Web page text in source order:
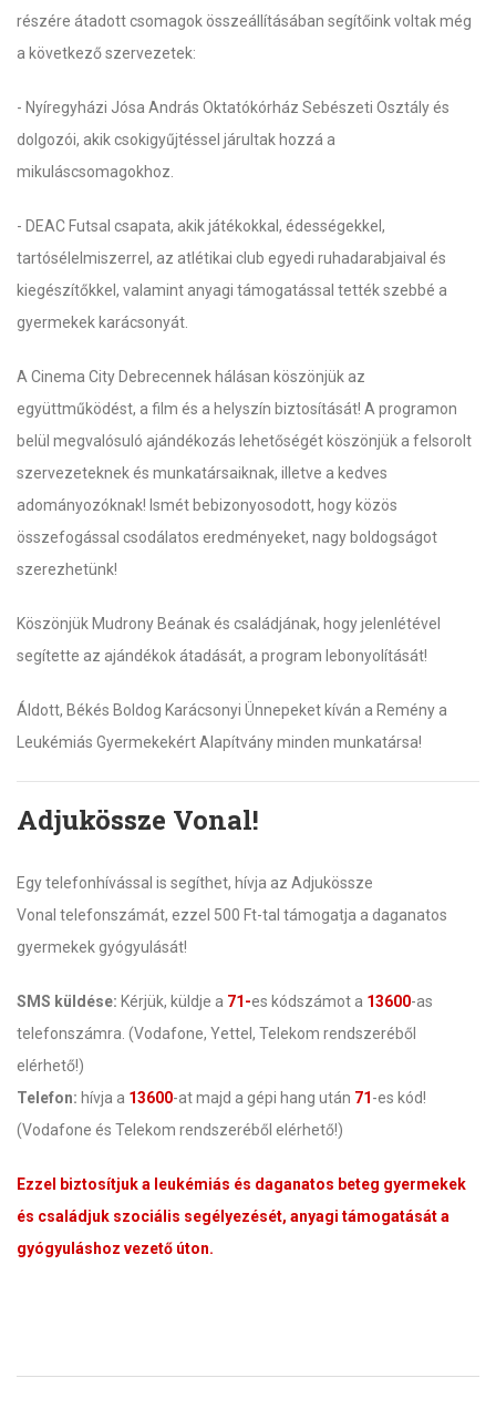
részére átadott csomagok összeállításában segítőink voltak még
a következő szervezetek:
- Nyíregyházi Jósa András Oktatókórház Sebészeti Osztály és
dolgozói, akik csokigyűjtéssel járultak hozzá a
mikuláscsomagokhoz.
- DEAC Futsal csapata, akik játékokkal, édességekkel,
tartósélelmiszerrel, az atlétikai club egyedi ruhadarabjaival és
kiegészítőkkel, valamint anyagi támogatással tették szebbé a
gyermekek karácsonyát.
A Cinema City Debrecennek hálásan köszönjük az
együttműködést, a film és a helyszín biztosítását! A programon
belül megvalósuló ajándékozás lehetőségét köszönjük a felsorolt
szervezeteknek és munkatársaiknak, illetve a kedves
adományozóknak! Ismét bebizonyosodott, hogy közös
összefogással csodálatos eredményeket, nagy boldogságot
szerezhetünk!
Köszönjük Mudrony Beának és családjának, hogy jelenlétével
segítette az ajándékok átadását, a program lebonyolítását!
Áldott, Békés Boldog Karácsonyi Ünnepeket kíván a Remény a
Leukémiás Gyermekekért Alapítvány minden munkatársa!
Adjukössze Vonal!
Egy telefonhívással is segíthet, hívja az Adjukössze
Vonal telefonszámát, ezzel 500 Ft-tal támogatja a daganatos
gyermekek gyógyulását!
SMS küldése: Kérjük, küldje a 71-es kódszámot a 13600-as
telefonszámra. (Vodafone, Yettel, Telekom rendszeréből
elérhető!)
Telefon: hívja a 13600-at majd a gépi hang után 71-es kód!
(Vodafone és Telekom rendszeréből elérhető!)
Ezzel biztosítjuk a leukémiás és daganatos beteg gyermekek
és családjuk szociális segélyezését, anyagi támogatását a
gyógyuláshoz vezető úton.